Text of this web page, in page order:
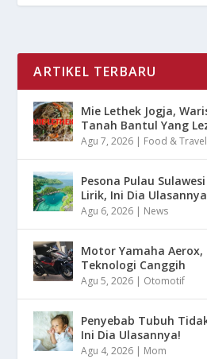
ARTIKEL TERBARU
Mie Lethek Jogja,
Tanah Bantul Yang
Agu 7, 2026 | Food & Travel
Pesona Pulau
Lirik, Ini Dia Ulasannya
Agu 6, 2026 | News
Motor Yamaha Aerox,
Teknologi Canggih
Agu 5, 2026 | Otomotif
Penyebab Tubuh
Ini Dia Ulasannya!
Agu 4, 2026 | Mom